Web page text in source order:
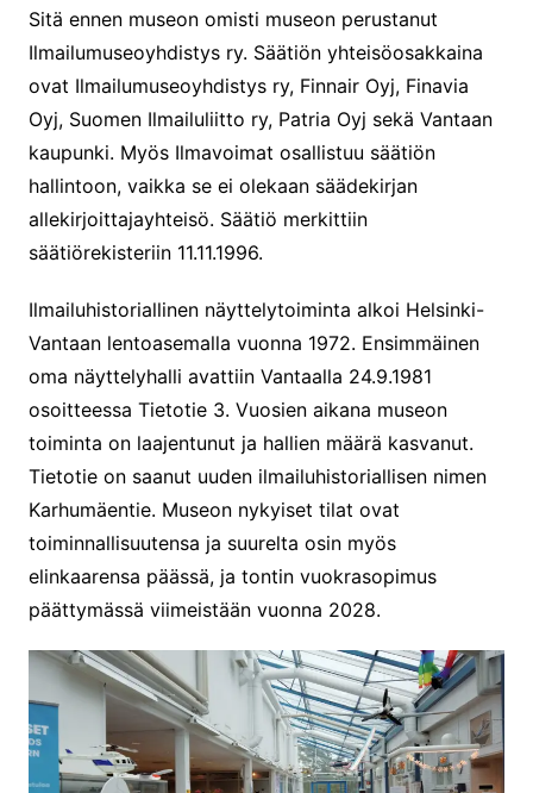
Sitä ennen museon omisti museon perustanut
Ilmailumuseoyhdistys ry. Säätiön yhteisöosakkaina
ovat Ilmailumuseoyhdistys ry, Finnair Oyj, Finavia
Oyj, Suomen Ilmailuliitto ry, Patria Oyj sekä Vantaan
kaupunki. Myös Ilmavoimat osallistuu säätiön
hallintoon, vaikka se ei olekaan säädekirjan
allekirjoittajayhteisö. Säätiö merkittiin
säätiörekisteriin 11.11.1996.
Ilmailuhistoriallinen näyttelytoiminta alkoi Helsinki-
Vantaan lentoasemalla vuonna 1972. Ensimmäinen
oma näyttelyhalli avattiin Vantaalla 24.9.1981
osoitteessa Tietotie 3. Vuosien aikana museon
toiminta on laajentunut ja hallien määrä kasvanut.
Tietotie on saanut uuden ilmailuhistoriallisen nimen
Karhumäentie. Museon nykyiset tilat ovat
toiminnallisuutensa ja suurelta osin myös
elinkaarensa päässä, ja tontin vuokrasopimus
päättymässä viimeistään vuonna 2028.